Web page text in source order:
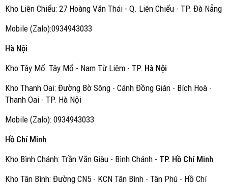
Kho Liên Chiểu: 27 Hoàng Văn Thái - Q. Liên Chiểu - TP. Đà Nẵng
Mobile (Zalo):0934943033
Hà Nội
Kho Tây Mổ: Tây Mổ - Nam Từ Liêm - TP. Hà Nội
Kho Thanh Oai: Đường Bờ Sông - Cánh Đồng Gián - Bích Hoà -
Thanh Oai - TP. Hà Nội
Mobile (Zalo): 0934943033
Hồ Chí Minh
Kho Bình Chánh: Trần Văn Giàu - Bình Chánh - TP. Hồ Chí Minh
Kho Tân Bình: Đường CN5 - KCN Tân Bình - Tân Phú - Hồ Chí